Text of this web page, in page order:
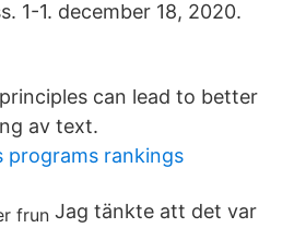
1-1. december 18, 2020.
can lead to better
av text.
programs rankings
Jag tänkte att det var